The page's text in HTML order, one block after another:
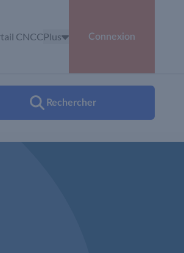
CNCCPlus Connexion
Rechercher